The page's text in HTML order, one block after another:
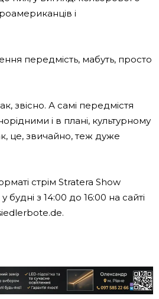
і
передмість, мабуть, просто
звісно. А самі передмістя
і в плані, культурному
це, звичайно, теж дуже
стрім Stratera Show
з 14:00 до 16:00 на сайті